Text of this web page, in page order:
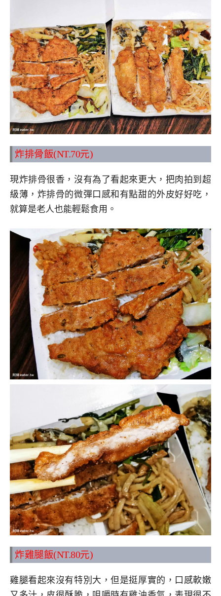
炸排骨飯(NT.70元)
現炸排骨很香，沒有為了看起來更大，把肉拍到超
級薄，炸排骨的微彈口感和有點甜的外皮好好吃，
就算是老人也能輕鬆食用。
炸雞腿飯(NT.80元)
雞腿看起來沒有特別大，但是挺厚實的，口感軟嫩